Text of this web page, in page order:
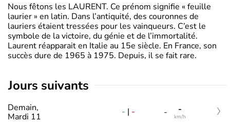
Nous fêtons les LAURENT. Ce prénom signifie « feuille
laurier » en latin. Dans l’antiquité, des couronnes de
lauriers étaient tressées pour les vainqueurs. C’est le
symbole de la victoire, du génie et de l’immortalité.
Laurent réapparait en Italie au 15e siècle. En France, son
succès dure de 1965 à 1975. Depuis, il se fait rare.
jours suivants
Demain,
Mardi 11
- | - - -
km/h